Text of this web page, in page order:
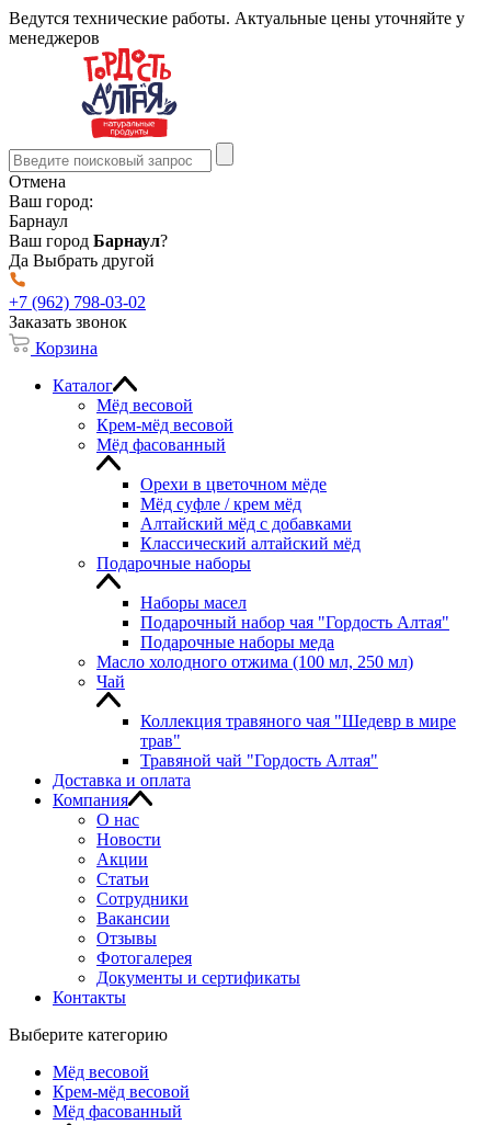
Ведутся технические работы. Актуальные цены уточняйте у
менеджеров
Отмена
Ваш город:
Барнаул
Ваш город Барнаул?
Да Выбрать другой
+7 (962) 798-03-02
Заказать звонок
Корзина
Каталог
Мёд весовой
Крем-мёд весовой
Мёд фасованный
Орехи в цветочном мёде
Мёд суфле / крем мёд
Алтайский мёд с добавками
Классический алтайский мёд
Подарочные наборы
Наборы масел
Подарочный набор чая "Гордость Алтая"
Подарочные наборы меда
Масло холодного отжима (100 мл, 250 мл)
Чай
Коллекция травяного чая "Шедевр в мире
трав"
Травяной чай "Гордость Алтая"
Доставка и оплата
Компания
О нас
Новости
Акции
Статьи
Сотрудники
Вакансии
Отзывы
Фотогалерея
Документы и сертификаты
Контакты
Выберите категорию
Мёд весовой
Крем-мёд весовой
Мёд фасованный